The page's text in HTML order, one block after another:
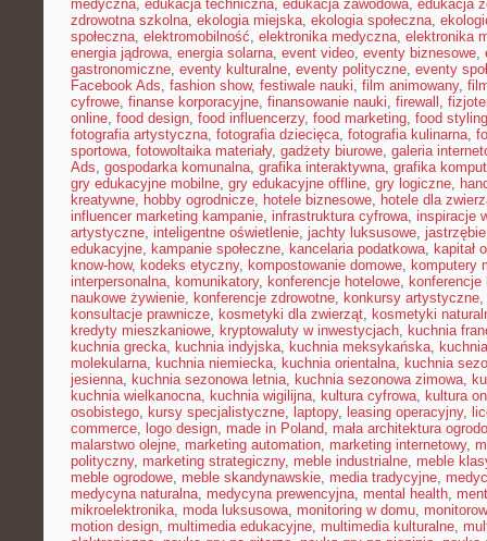
medyczna, edukacja techniczna, edukacja zawodowa, edukacja
zdrowotna szkolna, ekologia miejska, ekologia społeczna,
społeczna, elektromobilność, elektronika medyczna, elektronika
energia jądrowa, energia solarna, event video, eventy biznesowe,
gastronomiczne, eventy kulturalne, eventy polityczne, eventy
Facebook Ads, fashion show, festiwale nauki, film animowany,
cyfrowe, finanse korporacyjne, finansowanie nauki, firewall ,
online, food design, food influencerzy, food marketing, food styling
fotografia artystyczna, fotografia dziecięca, fotografia kulinarna,
sportowa, fotowoltaika materiały, gadżety biurowe, galeria
Ads, gospodarka komunalna, grafika interaktywna, grafika
gry edukacyjne mobilne, gry edukacyjne offline, gry logiczne,
kreatywne, hobby ogrodnicze, hotele biznesowe, hotele dla
influencer marketing kampanie, infrastruktura cyfrowa, inspiracje
artystyczne, inteligentne oświetlenie, jachty luksusowe,
edukacyjne, kampanie społeczne, kancelaria podatkowa, kapitał
know-how, kodeks etyczny, kompostowanie domowe, komputery
interpersonalna, komunikatory, konferencje hotelowe, konferencje
naukowe żywienie, konferencje zdrowotne, konkursy artystyczne,
konsultacje prawnicze, kosmetyki dla zwierząt, kosmetyki
kredyty mieszkaniowe, kryptowaluty w inwestycjach, kuchnia
kuchnia grecka, kuchnia indyjska, kuchnia meksykańska,
molekularna, kuchnia niemiecka, kuchnia orientalna, kuchnia
jesienna, kuchnia sezonowa letnia, kuchnia sezonowa zimowa,
kuchnia wielkanocna, kuchnia wigilijna, kultura cyfrowa, kultura
osobistego, kursy specjalistyczne, laptopy, leasing operacyjny,
commerce, logo design, made in Poland, mała architektura
malarstwo olejne, marketing automation, marketing internetowy,
polityczny, marketing strategiczny, meble industrialne, meble
meble ogrodowe, meble skandynawskie, media tradycyjne,
medycyna naturalna, medycyna prewencyjna, mental health,
mikroelektronika, moda luksusowa, monitoring w domu,
motion design, multimedia edukacyjne, multimedia kulturalne,